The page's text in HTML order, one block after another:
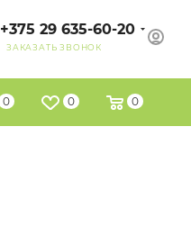
+375 29 635-60-20
ЗАКАЗАТЬ ЗВОНОК
0 0 0